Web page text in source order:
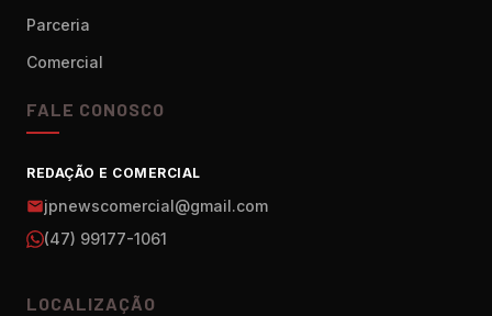
Parceria
Comercial
FALE CONOSCO
REDAÇÃO E COMERCIAL
jpnewscomercial@gmail.com
(47) 99177-1061
LOCALIZAÇÃO